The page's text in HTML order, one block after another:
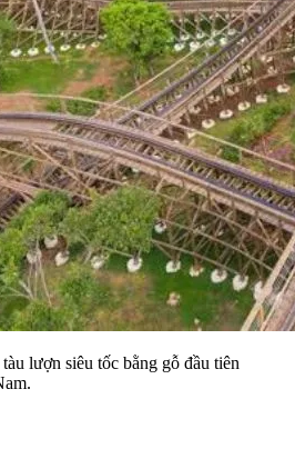
lượn siêu tốc bằng gỗ đầu tiên